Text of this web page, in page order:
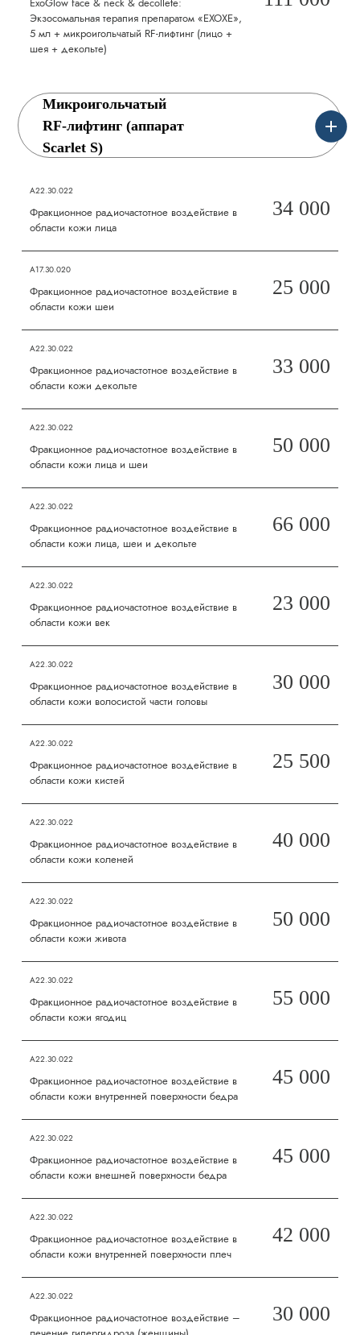
Экзосомальная терапия препаратом «EXOXE»,
5 мл + микроигольчатый RF-лифтинг (лицо +
шея + декольте)
Микроигольчатый
RF-лифтинг (аппарат
Scarlet S)
А22.30.022
Фракционное радиочастотное воздействие в
области кожи лица
34 000
А17.30.020
Фракционное радиочастотное воздействие в
области кожи шеи
25 000
А22.30.022
Фракционное радиочастотное воздействие в
области кожи декольте
33 000
А22.30.022
Фракционное радиочастотное воздействие в
области кожи лица и шеи
50 000
А22.30.022
Фракционное радиочастотное воздействие в
области кожи лица, шеи и декольте
66 000
А22.30.022
Фракционное радиочастотное воздействие в
области кожи век
23 000
А22.30.022
Фракционное радиочастотное воздействие в
области кожи волосистой части головы
30 000
А22.30.022
Фракционное радиочастотное воздействие в
области кожи кистей
25 500
А22.30.022
Фракционное радиочастотное воздействие в
области кожи коленей
40 000
А22.30.022
Фракционное радиочастотное воздействие в
области кожи живота
50 000
А22.30.022
Фракционное радиочастотное воздействие в
области кожи ягодиц
55 000
А22.30.022
Фракционное радиочастотное воздействие в
области кожи внутренней поверхности бедра
45 000
А22.30.022
Фракционное радиочастотное воздействие в
области кожи внешней поверхности бедра
45 000
А22.30.022
Фракционное радиочастотное воздействие в
области кожи внутренней поверхности плеч
42 000
А22.30.022
Фракционное радиочастотное воздействие –
30 000